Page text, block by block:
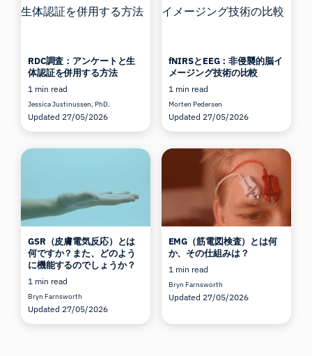
RDC調査：アンケートと生
体認証を併用する方法
1 min read
Jessica Justinussen, PhD.
Updated 27/05/2026
fNIRSとEEG：非侵襲的脳イ
メージング技術の比較
1 min read
Morten Pedersen
Updated 27/05/2026
GSR（皮膚電気反応）とは
何ですか？また、どのよう
に機能するのでしょうか？
1 min read
Bryn Farnsworth
Updated 27/05/2026
EMG（筋電図検査）とは何
か、その仕組みは？
1 min read
Bryn Farnsworth
Updated 27/05/2026